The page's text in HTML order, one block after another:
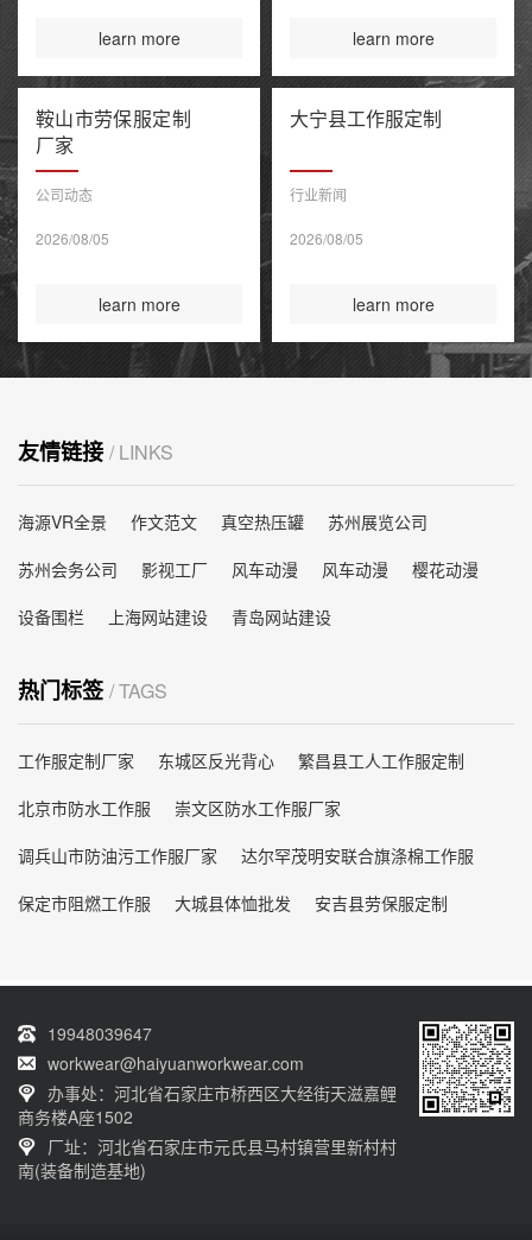
learn more learn more
鞍山市劳保服定制
厂家
公司动态
2026/08/05
learn more
大宁县工作服定制
行业新闻
2026/08/05
learn more
友情链接 / LINKS
海源VR全景 作文范文 真空热压罐
苏州展览公司
苏州会务公司
影视工厂 风车动漫 风车动漫
樱花动漫
设备围栏
上海网站建设 青岛网站建设
热门标签/ TAGS
工作服定制厂家 东城区反光背心
繁昌县工人工作服定制
北京市防水工作服
崇文区防水工作服厂家
调兵山市防油污工作服厂家
达尔罕茂明安联合旗涤棉工作服
保定市阻燃工作服
大城县体恤批发
安吉县劳保服定制
重庆保暖劳保服定制厂
常州纯棉阻燃服定制定做
闵行区劳保工作服定制工厂
南通炉前工阻燃服
保安工作服冬季棉服秋冬装加厚
昌吉劳保服定制厂
19948039647
workwear@haiyuanworkwear.com
办事处：河北省石家庄市桥西区大经街天滋嘉鲤
商务楼A座1502
厂址：河北省石家庄市元氏县马村镇营里新村村
南(装备制造基地)